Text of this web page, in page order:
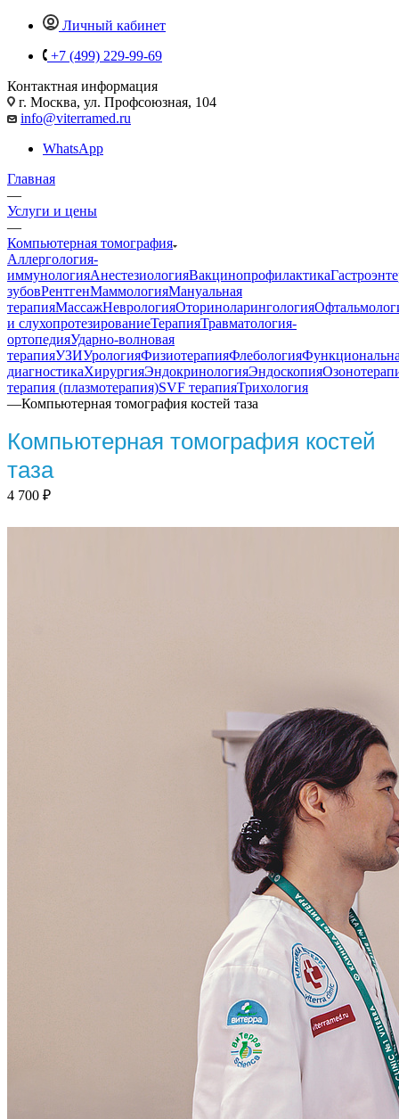
Личный кабинет
+7 (499) 229-99-69
Контактная информация
г. Москва, ул. Профсоюзная, 104
info@viterramed.ru
WhatsApp
Главная
—
Услуги и цены
—
Компьютерная томография
Аллергология-
иммунологияАнестезиологияВакцинопрофилактика
зубовРентгенМаммологияМануальная
терапияМассажНеврологияОториноларингология
и слухопротезированиеТерапияТравматология-
ортопедияУдарно-волновая
терапияУЗИУрологияФизиотерапияФлебология
диагностикаХирургияЭндокринологияЭндоскопия
терапия (плазмотерапия)SVF терапияТрихология
—Компьютерная томография костей таза
Компьютерная томография костей
таза
4 700 ₽